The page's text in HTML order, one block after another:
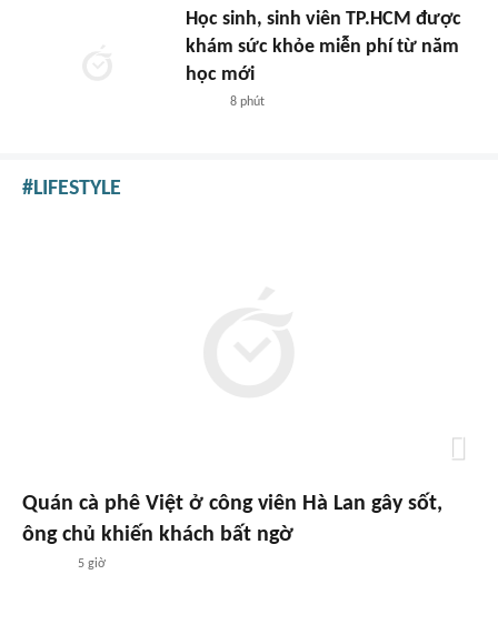
Học sinh, sinh viên TP.HCM được
khám sức khỏe miễn phí từ năm
học mới
8 phút
LIFESTYLE
Quán cà phê Việt ở công viên Hà Lan gây sốt,
ông chủ khiến khách bất ngờ
5 giờ